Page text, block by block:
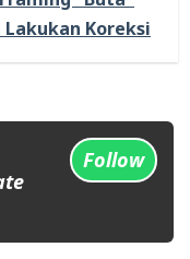
Koreksi
Follow